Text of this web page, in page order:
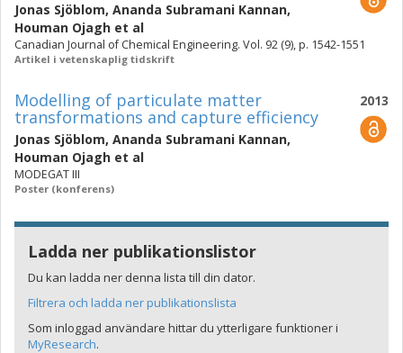
Jonas Sjöblom, Ananda Subramani Kannan,
Houman Ojagh et al
Canadian Journal of Chemical Engineering. Vol. 92 (9), p. 1542-1551
Artikel i vetenskaplig tidskrift
2013
Modelling of particulate matter
transformations and capture efficiency
Jonas Sjöblom, Ananda Subramani Kannan,
Houman Ojagh et al
MODEGAT III
Poster (konferens)
Ladda ner publikationslistor
Du kan ladda ner denna lista till din dator.
Filtrera och ladda ner publikationslista
Som inloggad användare hittar du ytterligare funktioner i
MyResearch.